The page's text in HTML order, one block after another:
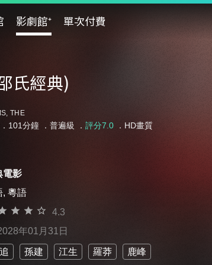
影劇館⁺ 單次付費
氏經典)
THE
101分鐘 ． 普遍級 ． 評分7.0．HD畫質
電影
, 粵語
4.3
年01月31日
孫建 江生 羅莽 鹿峰